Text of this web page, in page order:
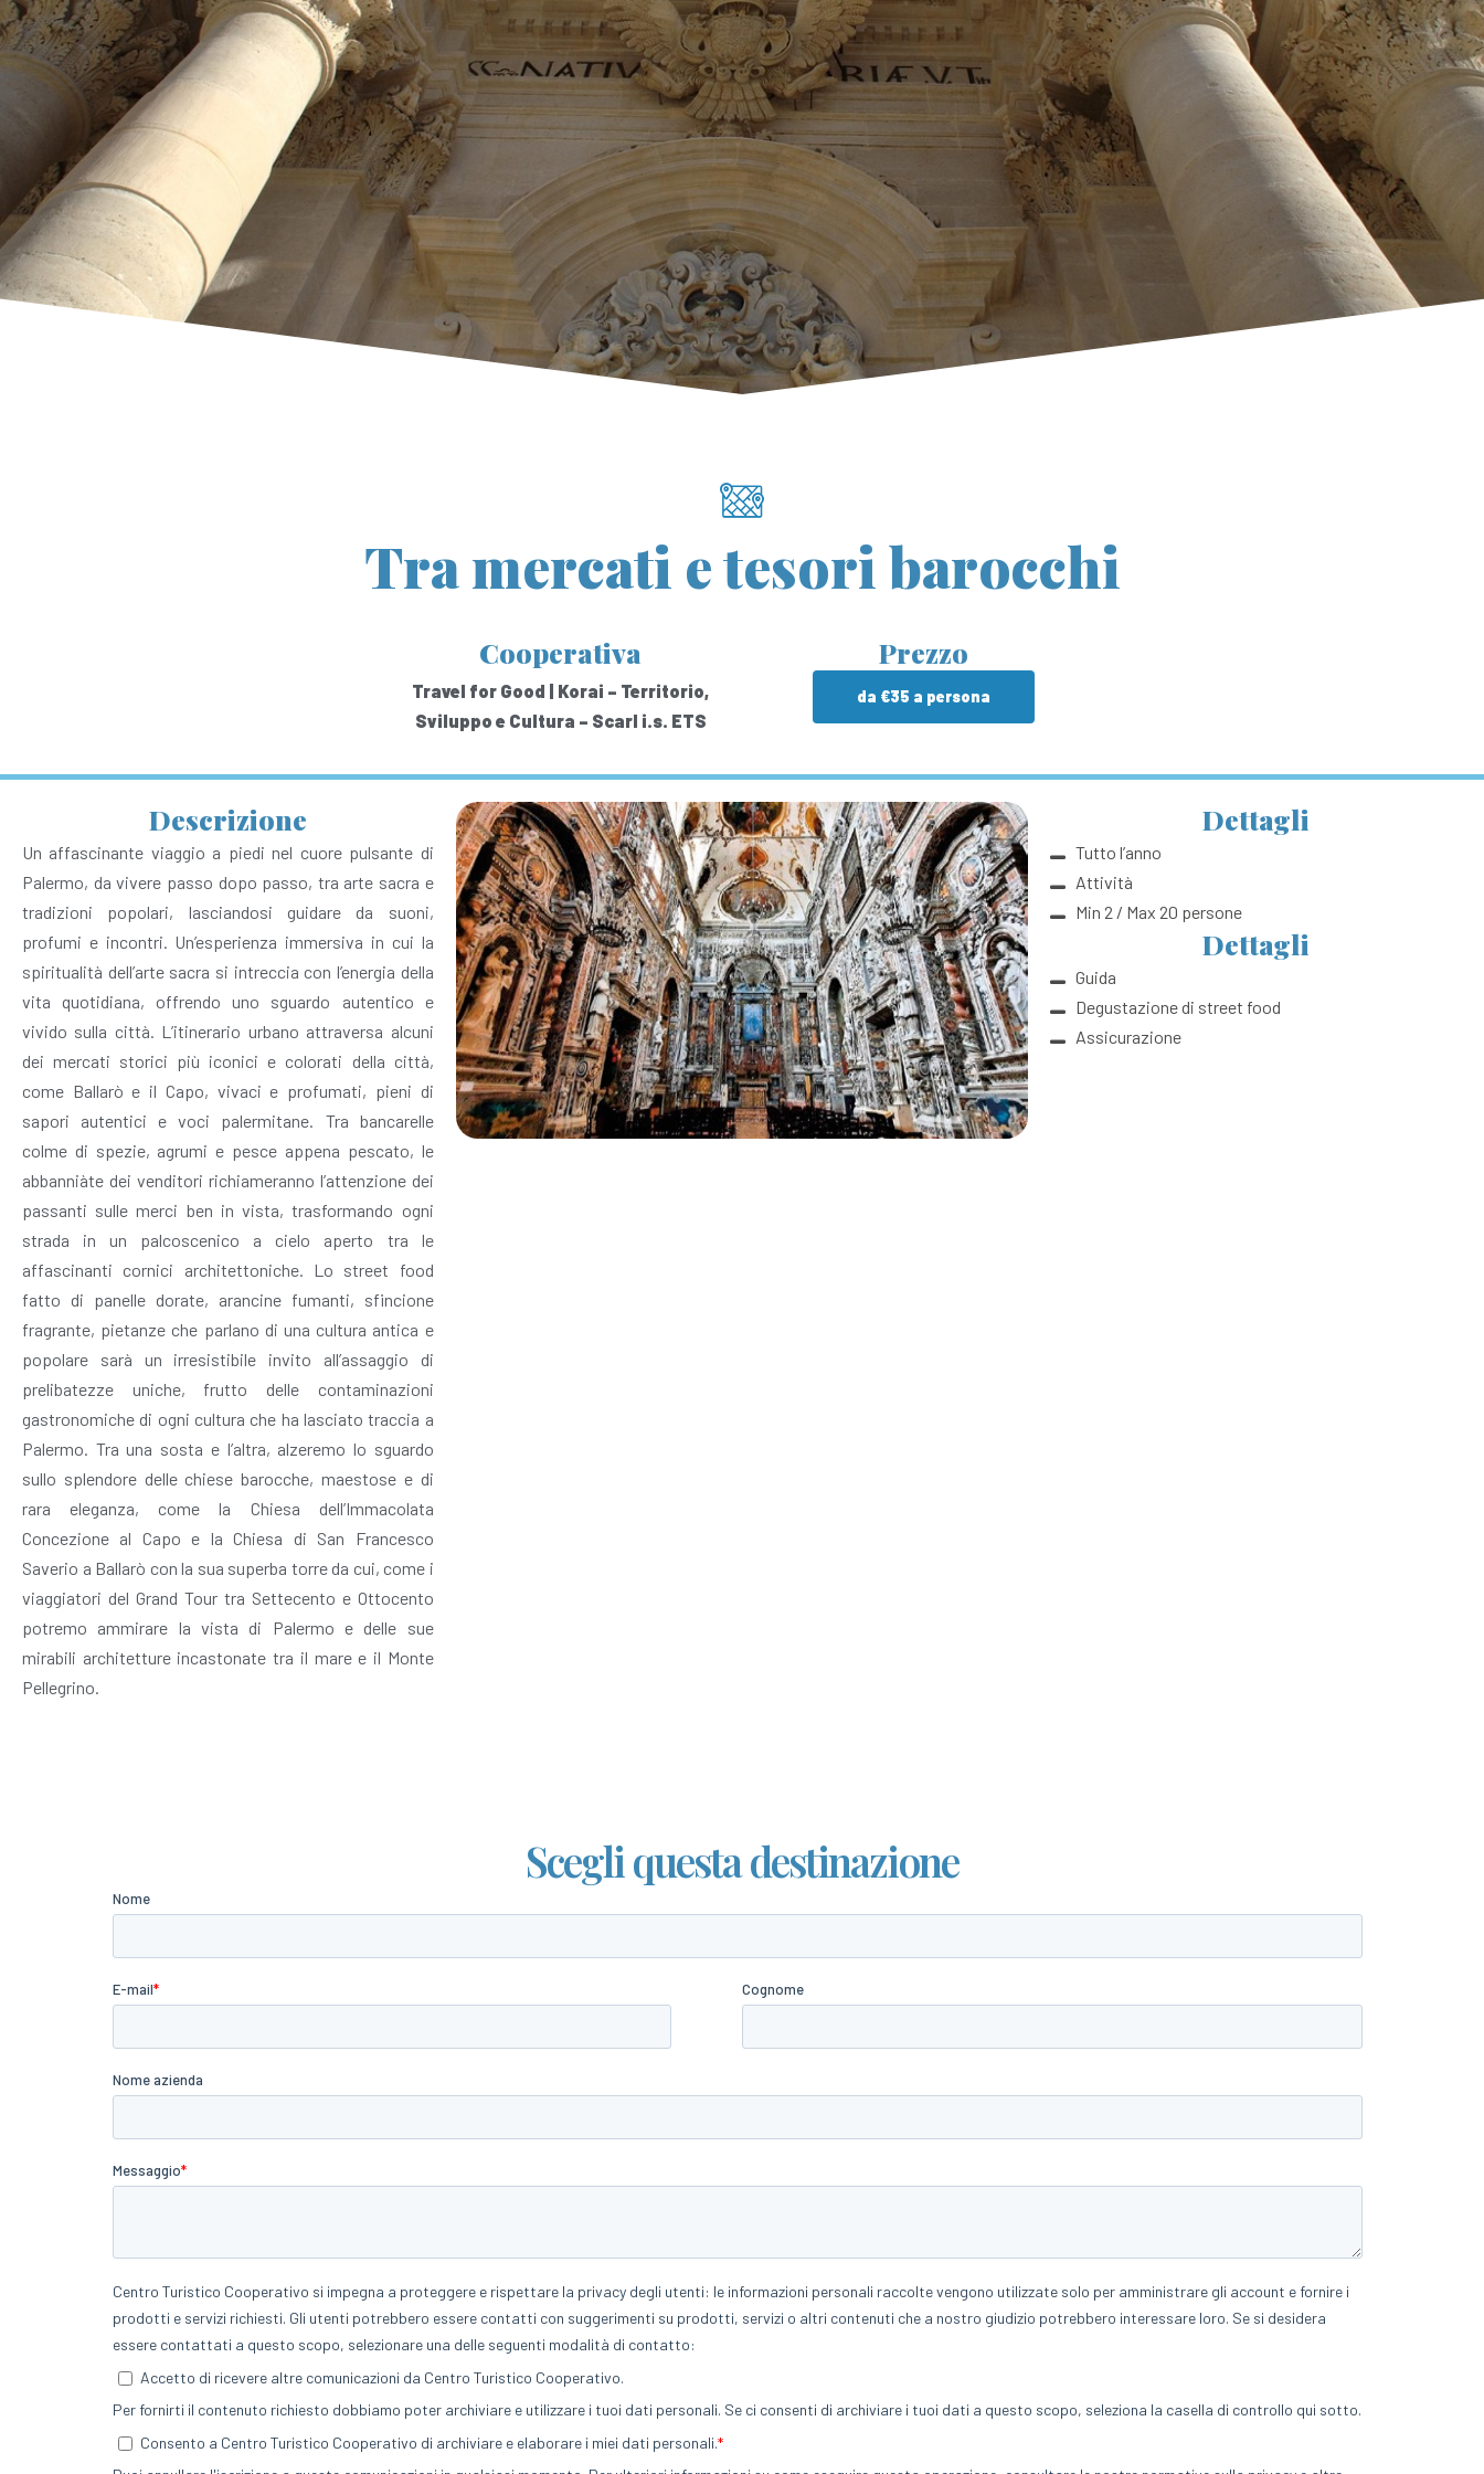
Tra mercati e tesori barocchi
Cooperativa
Travel for Good | Korai – Territorio,
Sviluppo e Cultura – Scarl i.s. ETS
Prezzo
da €35 a persona
Descrizione
Un affascinante viaggio a piedi nel cuore pulsante di
Palermo, da vivere passo dopo passo, tra arte sacra e
tradizioni popolari, lasciandosi guidare da suoni,
profumi e incontri. Un’esperienza immersiva in cui la
spiritualità dell’arte sacra si intreccia con l’energia della
vita quotidiana, offrendo uno sguardo autentico e
vivido sulla città. L’itinerario urbano attraversa alcuni
dei mercati storici più iconici e colorati della città,
come Ballarò e il Capo, vivaci e profumati, pieni di
sapori autentici e voci palermitane. Tra bancarelle
colme di spezie, agrumi e pesce appena pescato, le
abbanniàte dei venditori richiameranno l’attenzione dei
passanti sulle merci ben in vista, trasformando ogni
strada in un palcoscenico a cielo aperto tra le
affascinanti cornici architettoniche. Lo street food
fatto di panelle dorate, arancine fumanti, sfincione
fragrante, pietanze che parlano di una cultura antica e
popolare sarà un irresistibile invito all’assaggio di
prelibatezze uniche, frutto delle contaminazioni
gastronomiche di ogni cultura che ha lasciato traccia a
Palermo. Tra una sosta e l’altra, alzeremo lo sguardo
sullo splendore delle chiese barocche, maestose e di
rara eleganza, come la Chiesa dell’Immacolata
Concezione al Capo e la Chiesa di San Francesco
Saverio a Ballarò con la sua superba torre da cui, come i
viaggiatori del Grand Tour tra Settecento e Ottocento
potremo ammirare la vista di Palermo e delle sue
mirabili architetture incastonate tra il mare e il Monte
Pellegrino.
Dettagli
Tutto l’anno
Attività
Min 2 / Max 20 persone
Dettagli
Guida
Degustazione di street food
Assicurazione
Scegli questa destinazione